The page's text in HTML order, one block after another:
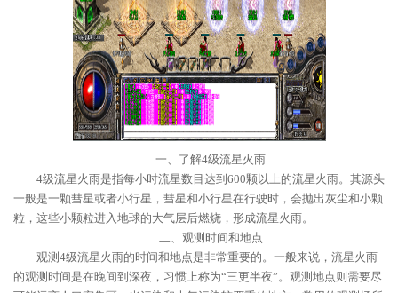
一、了解4级流星火雨
4级流星火雨是指每小时流星数目达到600颗以上的流星火雨。其源头
一般是一颗彗星或者小行星，彗星和小行星在行驶时，会抛出灰尘和小颗
粒，这些小颗粒进入地球的大气层后燃烧，形成流星火雨。
二、观测时间和地点
观测4级流星火雨的时间和地点是非常重要的。一般来说，流星火雨
的观测时间是在晚间到深夜，习惯上称为“三更半夜”。观测地点则需要尽